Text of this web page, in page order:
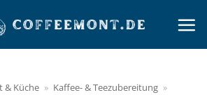
& Küche » Kaffee- & Teezubereitung »